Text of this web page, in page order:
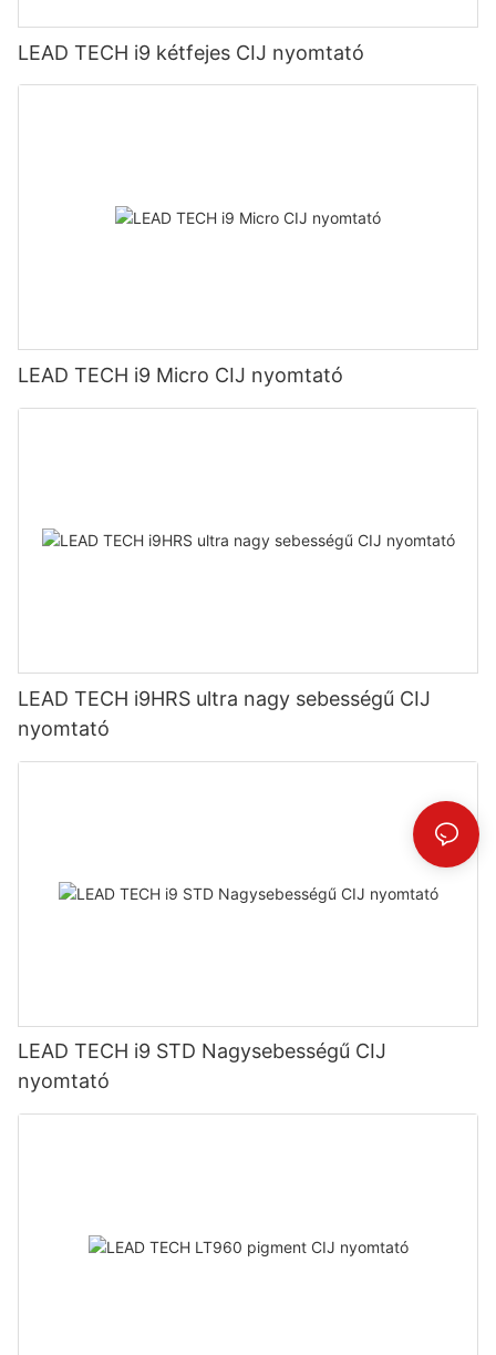
LEAD TECH i9 kétfejes CIJ nyomtató
LEAD TECH i9 Micro CIJ nyomtató
LEAD TECH i9HRS ultra nagy sebességű CIJ
nyomtató
LEAD TECH i9 STD Nagysebességű CIJ
nyomtató